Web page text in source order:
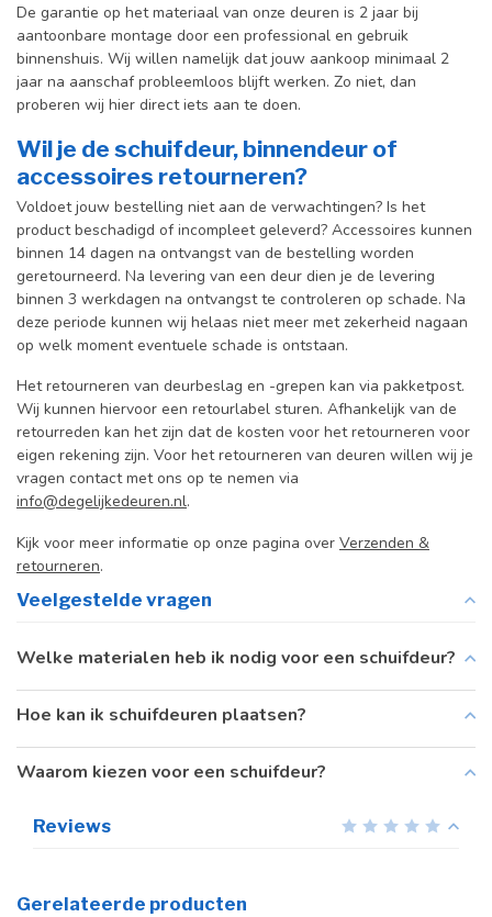
De garantie op het materiaal van onze deuren is 2 jaar bij
aantoonbare montage door een professional en gebruik
binnenshuis. Wij willen namelijk dat jouw aankoop minimaal 2
jaar na aanschaf probleemloos blijft werken. Zo niet, dan
proberen wij hier direct iets aan te doen.
Wil je de schuifdeur, binnendeur of
accessoires retourneren?
Voldoet jouw bestelling niet aan de verwachtingen? Is het
product beschadigd of incompleet geleverd? Accessoires kunnen
binnen 14 dagen na ontvangst van de bestelling worden
geretourneerd. Na levering van een deur dien je de levering
binnen 3 werkdagen na ontvangst te controleren op schade. Na
deze periode kunnen wij helaas niet meer met zekerheid nagaan
op welk moment eventuele schade is ontstaan.
Het retourneren van deurbeslag en -grepen kan via pakketpost.
Wij kunnen hiervoor een retourlabel sturen. Afhankelijk van de
retourreden kan het zijn dat de kosten voor het retourneren voor
eigen rekening zijn. Voor het retourneren van deuren willen wij je
vragen contact met ons op te nemen via
info@degelijkedeuren.nl.
Kijk voor meer informatie op onze pagina over Verzenden &
retourneren.
Veelgestelde vragen
Welke materialen heb ik nodig voor een schuifdeur?
Hoe kan ik schuifdeuren plaatsen?
Waarom kiezen voor een schuifdeur?
Reviews
Gerelateerde producten